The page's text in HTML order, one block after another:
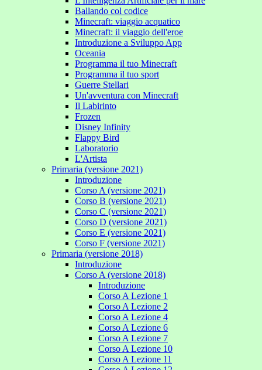
Ballando col codice
Minecraft: viaggio acquatico
Minecraft: il viaggio dell'eroe
Introduzione a Sviluppo App
Oceania
Programma il tuo Minecraft
Programma il tuo sport
Guerre Stellari
Un'avventura con Minecraft
Il Labirinto
Frozen
Disney Infinity
Flappy Bird
Laboratorio
L'Artista
Primaria (versione 2021)
Introduzione
Corso A (versione 2021)
Corso B (versione 2021)
Corso C (versione 2021)
Corso D (versione 2021)
Corso E (versione 2021)
Corso F (versione 2021)
Primaria (versione 2018)
Introduzione
Corso A (versione 2018)
Introduzione
Corso A Lezione 1
Corso A Lezione 2
Corso A Lezione 4
Corso A Lezione 6
Corso A Lezione 7
Corso A Lezione 10
Corso A Lezione 11